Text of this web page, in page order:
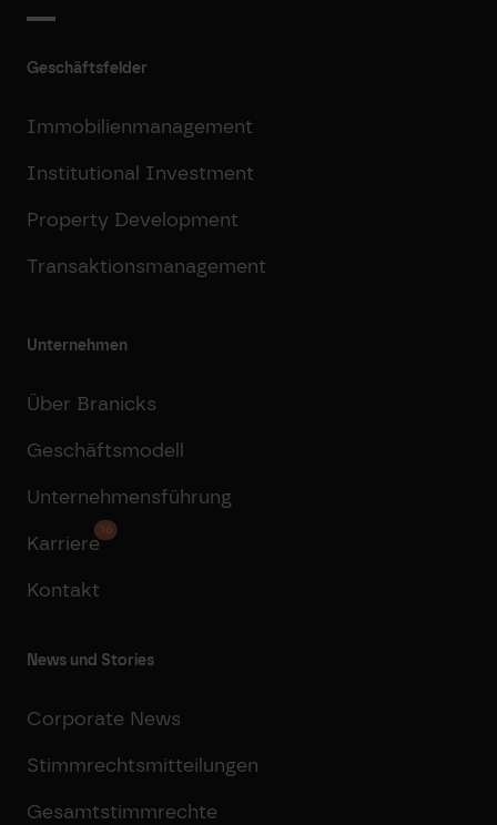
Geschäftsfelder
Immobilienmanagement
Institutional Investment
Property Development
Transaktionsmanagement
Unternehmen
Über Branicks
Geschäftsmodell
Unternehmensführung
Karriere
16
Kontakt
News und Stories
Corporate News
Stimmrechtsmitteilungen
Gesamtstimmrechte